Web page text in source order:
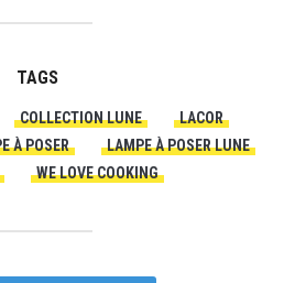
TAGS
COLLECTION LUNE
LACOR
À POSER
LAMPE À POSER LUNE
WE LOVE COOKING